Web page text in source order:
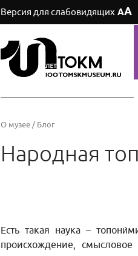
Версия для слабовидящих АА
О музее/ Блог
Народная
Есть такая наука –
происхождение,